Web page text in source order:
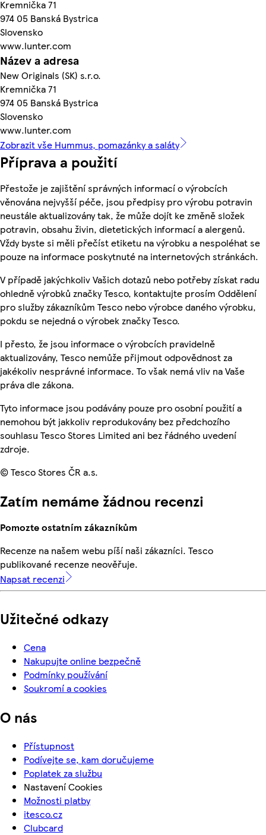
Kremnička 71
974 05 Banská Bystrica
Slovensko
www.lunter.com
Název a adresa
New Originals (SK) s.r.o.
Kremnička 71
974 05 Banská Bystrica
Slovensko
www.lunter.com
Zobrazit vše Hummus, pomazánky a saláty
Příprava a použití
Přestože je zajištění správných informací o výrobcích
věnována nejvyšší péče, jsou předpisy pro výrobu potravin
neustále aktualizovány tak, že může dojít ke změně složek
potravin, obsahu živin, dietetických informací a alergenů.
Vždy byste si měli přečíst etiketu na výrobku a nespoléhat se
pouze na informace poskytnuté na internetových stránkách.
V případě jakýchkoliv Vašich dotazů nebo potřeby získat radu
ohledně výrobků značky Tesco, kontaktujte prosím Oddělení
pro služby zákazníkům Tesco nebo výrobce daného výrobku,
pokdu se nejedná o výrobek značky Tesco.
I přesto, že jsou informace o výrobcích pravidelně
aktualizovány, Tesco nemůže přijmout odpovědnost za
jakékoliv nesprávné informace. To však nemá vliv na Vaše
práva dle zákona.
Tyto informace jsou podávány pouze pro osobní použití a
nemohou být jakkoliv reprodukovány bez předchozího
souhlasu Tesco Stores Limited ani bez řádného uvedení
zdroje.
© Tesco Stores ČR a.s.
Zatím nemáme žádnou recenzi
Pomozte ostatním zákazníkům
Recenze na našem webu píší naši zákazníci. Tesco
publikované recenze neověřuje.
Napsat recenzi
Užitečné odkazy
Cena
Nakupujte online bezpečně
Podmínky používání
Soukromí a cookies
O nás
Přístupnost
Podívejte se, kam doručujeme
Poplatek za službu
Nastavení Cookies
Možnosti platby
itesco.cz
Clubcard